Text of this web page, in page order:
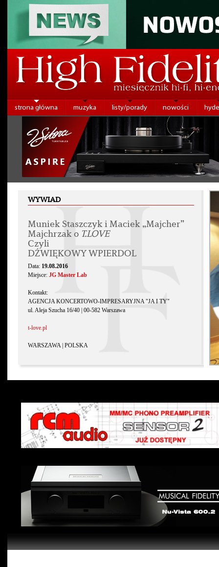
strona główna muzyka listy/porady nowości
WYWIAD
Muniek Staszczyk i Maciek „Majcher”
Majchrzak o T.LOVE
Czyli
DŹWIĘKOWY WPIERDOL
Data: 19.08.2016
Miejsce: JG Master Lab
Kontakt:
AGENCJA KONCERTOWO-IMPRESARYJNA "JA I TY"
ul. Aleja Szucha 16/40 | 00-582 Warszawa
t-love.pl
WARSZAWA | POLSKA